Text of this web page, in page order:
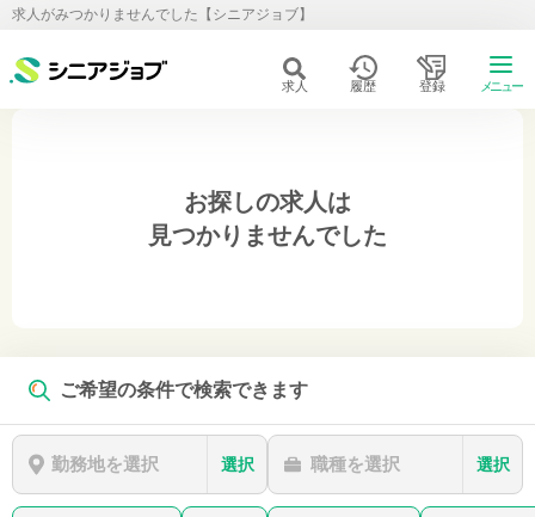
求人がみつかりませんでした【シニアジョブ】
求人 履歴 登録 メニュー
お探しの求人は
見つかりませんでした
ご希望の条件で検索できます
勤務地を選択 選択 職種を選択 選択